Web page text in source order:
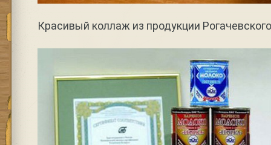
Красивый коллаж из продукции